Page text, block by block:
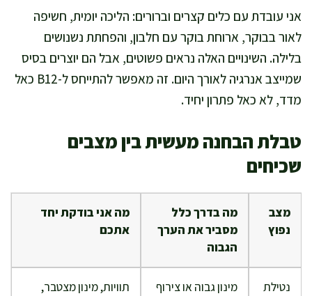
אני עובדת עם כלים קצרים וברורים: הליכה יומית, חשיפה
לאור בבוקר, ארוחת בוקר עם חלבון, והפחתת נשנושים
בלילה. השינויים האלה נראים פשוטים, אבל הם יוצרים בסיס
שמייצב אנרגיה לאורך היום. זה מאפשר להתייחס ל-B12 כאל
מדד, לא כאל פתרון יחיד.
טבלת הבחנה מעשית בין מצבים
שכיחים
מצב
נפוץ
מה בדרך כלל
מסביר את הערך
הגבוה
מה אני בודקת יחד
אתכם
נטילת
מינון גבוה או צירוף
תוויות, מינון מצטבר,